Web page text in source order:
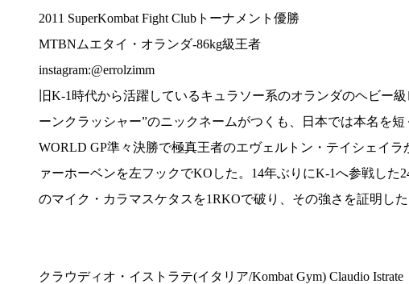
試
試
2011 SuperKombat Fight Clubトーナメント優勝
MTBNムエタイ・オランダ-86kg級王者
instagram:@errolzimm
旧K-1時代から活躍しているキュラソー系のオランダのヘビー
ーンクラッシャー”のニックネームがつくも、日本では本名を
WORLD GP準々決勝で極真王者のエヴェルトン・テイシェイ
ァーホーベンを左フックでKOした。14年ぶりにK-1へ参戦し
のマイク・カラマスケタスを1RKOで破り、その強さを証明し
クラウディオ・イストラテ(イタリア/Kombat Gym) Claudio Istrate